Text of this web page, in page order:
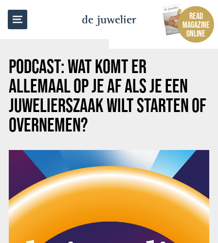
de juwelier
READ
MAGAZINE
ONLINE
PODCAST: WAT KOMT ER
ALLEMAAL OP JE AF ALS JE EEN
JUWELIERSZAAK WILT STARTEN OF
OVERNEMEN?
BACK TO OVERVIEW